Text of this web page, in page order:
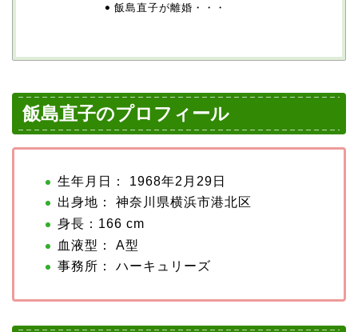
飯島直子が離婚・・・
飯島直子のプロフィール
生年月日： 1968年2月29日
出身地： 神奈川県横浜市港北区
身長：166 cm
血液型： A型
事務所： ハーキュリーズ